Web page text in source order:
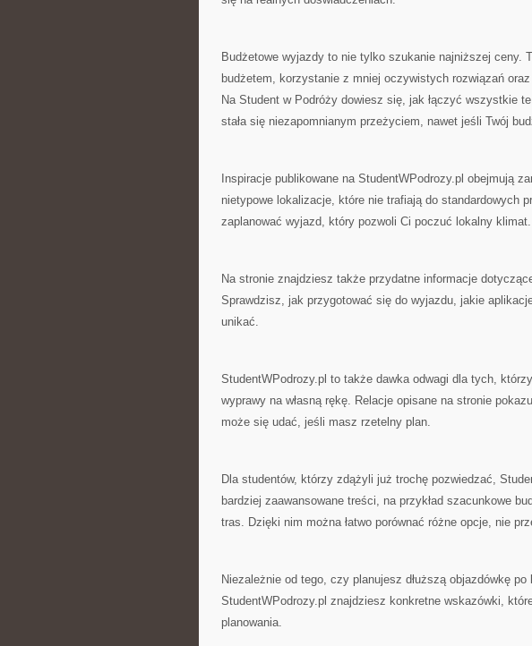
Budżetowe wyjazdy to nie tylko szukanie najniższej ceny.
budżetem, korzystanie z mniej oczywistych rozwiązań
Na Student w Podróży dowiesz się, jak łączyć wszystkie
stała się niezapomnianym przeżyciem, nawet jeśli Twój
Inspiracje publikowane na StudentWPodrozy.pl obejmują
nietypowe lokalizacje, które nie trafiają do standardowych
zaplanować wyjazd, który pozwoli Ci poczuć lokalny klimat.
Na stronie znajdziesz także przydatne informacje
Sprawdzisz, jak przygotować się do wyjazdu, jakie
unikać.
StudentWPodrozy.pl to także dawka odwagi dla tych,
wyprawy na własną rękę. Relacje opisane na stronie
może się udać, jeśli masz rzetelny plan.
Dla studentów, którzy zdążyli już trochę pozwiedzać,
bardziej zaawansowane treści, na przykład szacunkowe
tras. Dzięki nim można łatwo porównać różne opcje, nie
Niezależnie od tego, czy planujesz dłuższą objazdówkę
StudentWPodrozy.pl znajdziesz konkretne wskazówki,
planowania.